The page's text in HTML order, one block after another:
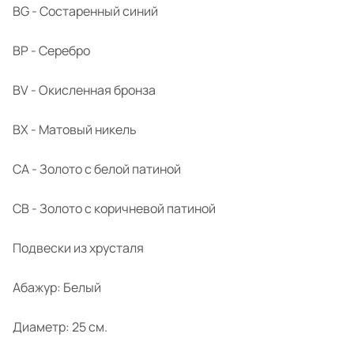
BG - Состаренный синий
BP - Серебро
BV - Окисленная бронза
BX - Матовый никель
CA - Золото с белой патиной
CB - Золото с коричневой патиной
Подвески из хрусталя
Абажур: Белый
Диаметр: 25 см.